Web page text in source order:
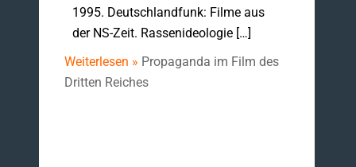
1995. Deutschlandfunk: Filme aus
der NS-Zeit. Rassenideologie […]
Weiterlesen » Propaganda im Film des
Dritten Reiches